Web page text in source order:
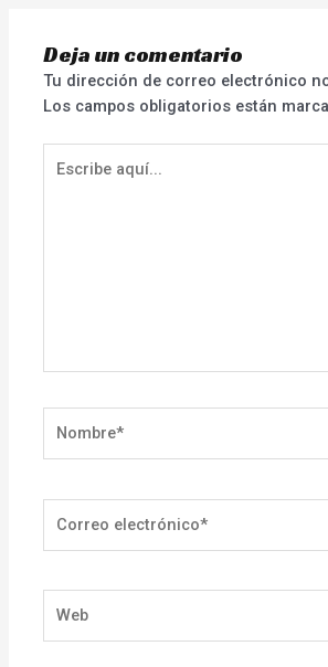
Deja un comentario
Tu dirección de correo electrónico
Los campos obligatorios están
aquí...
electrónico*